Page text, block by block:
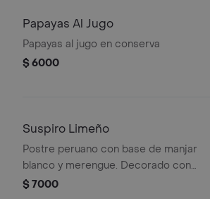
Papayas Al Jugo
Papayas al jugo en conserva
$ 6000
Suspiro Limeño
Postre peruano con base de manjar
blanco y merengue. Decorado con
salsa de frutas.
$ 7000